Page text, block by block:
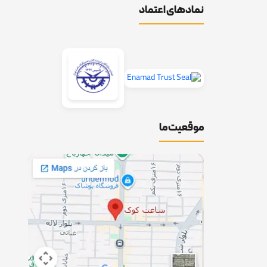
نمادهای اعتماد
موقعیت ما